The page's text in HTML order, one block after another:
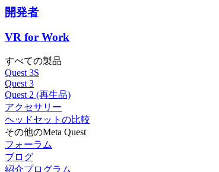
開発者
VR for Work
すべての製品
Quest 3S
Quest 3
Quest 2 (再生品)
アクセサリー
ヘッドセットの比較
その他のMeta Quest
フォーラム
ブログ
紹介プログラム